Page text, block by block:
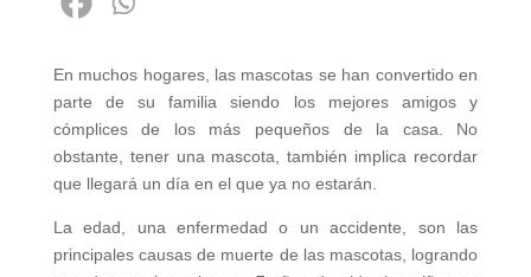
En muchos hogares, las mascotas se han convertido en
parte de su familia siendo los mejores amigos y
cómplices de los más pequeños de la casa. No
obstante, tener una mascota, también implica recordar
que llegará un día en el que ya no estarán.
La edad, una enfermedad o un accidente, son las
principales causas de muerte de las mascotas, logrando